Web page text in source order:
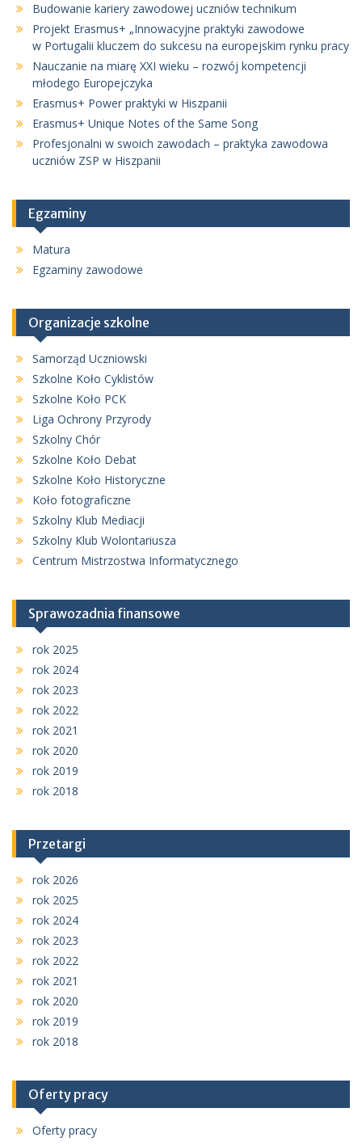
Budowanie kariery zawodowej uczniów technikum
Projekt Erasmus+ „Innowacyjne praktyki zawodowe
w Portugalii kluczem do sukcesu na europejskim rynku pracy
Nauczanie na miarę XXI wieku – rozwój kompetencji
młodego Europejczyka
Erasmus+ Power praktyki w Hiszpanii
Erasmus+ Unique Notes of the Same Song
Profesjonalni w swoich zawodach – praktyka zawodowa
uczniów ZSP w Hiszpanii
Egzaminy
Matura
Egzaminy zawodowe
Organizacje szkolne
Samorząd Uczniowski
Szkolne Koło Cyklistów
Szkolne Koło PCK
Liga Ochrony Przyrody
Szkolny Chór
Szkolne Koło Debat
Szkolne Koło Historyczne
Koło fotograficzne
Szkolny Klub Mediacji
Szkolny Klub Wolontariusza
Centrum Mistrzostwa Informatycznego
Sprawozadnia finansowe
rok 2025
rok 2024
rok 2023
rok 2022
rok 2021
rok 2020
rok 2019
rok 2018
Przetargi
rok 2026
rok 2025
rok 2024
rok 2023
rok 2022
rok 2021
rok 2020
rok 2019
rok 2018
Oferty pracy
Oferty pracy